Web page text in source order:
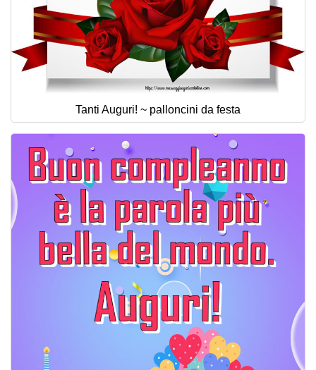
Tanti Auguri! ~ palloncini da festa